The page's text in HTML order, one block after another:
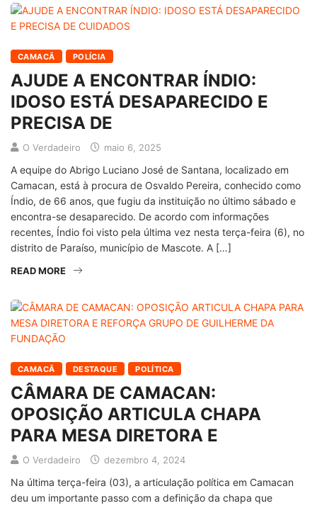
CAMACÃ POLÍCIA
AJUDE A ENCONTRAR ÍNDIO:
IDOSO ESTÁ DESAPARECIDO E
PRECISA DE
O Verdadeiro maio 6, 2025
A equipe do Abrigo Luciano José de Santana, localizado em
Camacan, está à procura de Osvaldo Pereira, conhecido como
Índio, de 66 anos, que fugiu da instituição no último sábado e
encontra-se desaparecido. De acordo com informações
recentes, Índio foi visto pela última vez nesta terça-feira (6), no
distrito de Paraíso, município de Mascote. A […]
READ MORE
CAMACÃ DESTAQUE POLÍTICA
CÂMARA DE CAMACAN:
OPOSIÇÃO ARTICULA CHAPA
PARA MESA DIRETORA E
O Verdadeiro dezembro 4, 2024
Na última terça-feira (03), a articulação política em Camacan
deu um importante passo com a definição da chapa que